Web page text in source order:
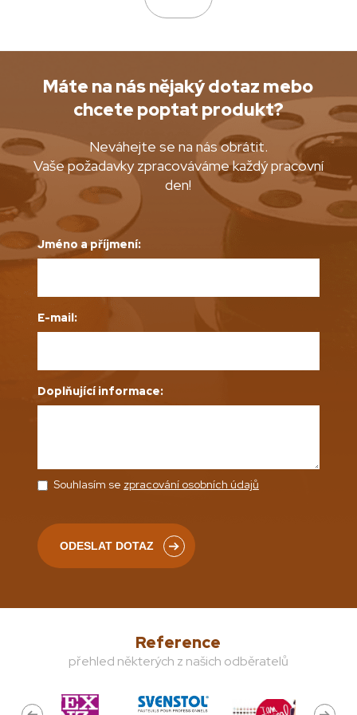
Máte na nás nějaký dotaz mebo
chcete poptat produkt?
Neváhejte se na nás obrátit.
Vaše požadavky zpracováváme každý pracovní
den!
Jméno a příjmení:
E-mail:
Doplňující informace:
Souhlasím se zpracování osobních údajů
Reference
přehled některých z našich odběratelů